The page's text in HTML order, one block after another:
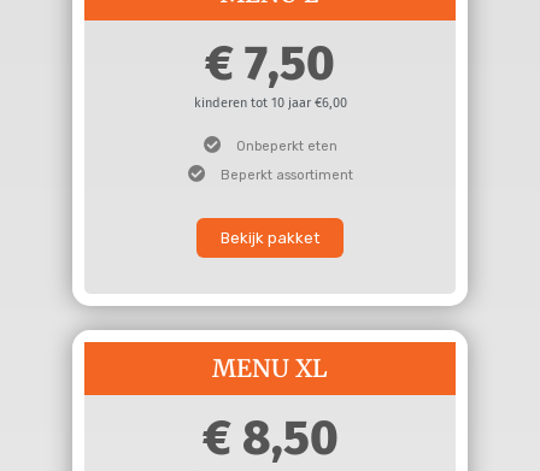
7,50
kinderen tot 10 jaar €6,00
Onbeperkt eten
Beperkt assortiment
Bekijk pakket
MENU XL
8,50